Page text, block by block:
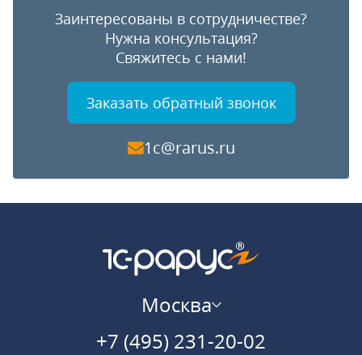
Заинтересованы в сотрудничестве?
Нужна консультация?
Свяжитесь с нами!
Заказать обратный звонок
1c@rarus.ru
Москва
+7 (495) 231-20-02